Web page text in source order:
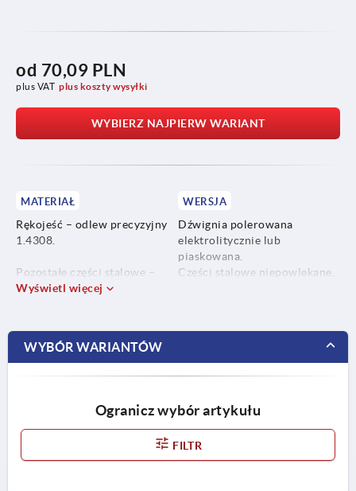
od 70,09 PLN
plus VAT plus koszty wysyłki
WYBIERZ NAJPIERW WARIANT
MATERIAŁ
Rękojeść – odlew precyzyjny
1.4308.
Pozostałe części stalowe –
1.4305.
WERSJA
Dźwignia polerowana
elektrolitycznie lub
piaskowana.
Części stalowe niepowlekane.
Wyświetl więcej
WYBÓR WARIANTÓW
Ogranicz wybór artykułu
FILTR